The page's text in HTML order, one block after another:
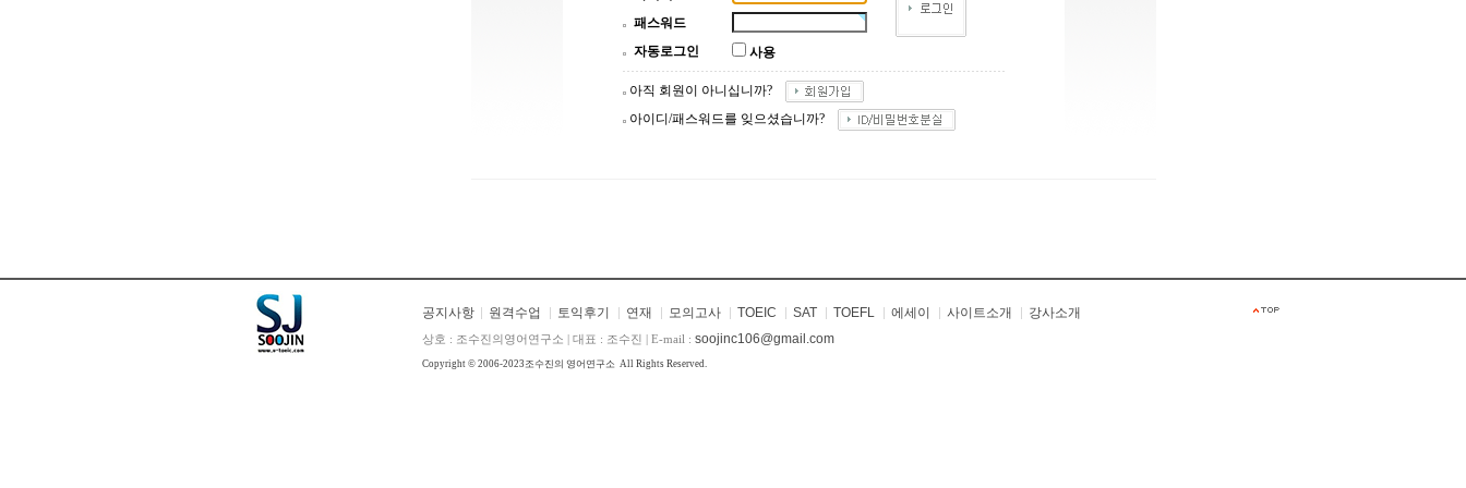
패스워드
자동로그인
사용
아직 회원이 아니십니까?
아이디/패스워드를 잊으셨습니까?
공지사항 원격수업 토익후기 연재 모의고사 TOEIC SAT TOEFL 에세이 사이트소개 강사소개
상호 : 조수진의영어연구소 | 대표 : 조수진 | E-mail : soojinc106@gmail.com
Copyright © 2006-2023 조수진의 영어연구소 All Rights Reserved.